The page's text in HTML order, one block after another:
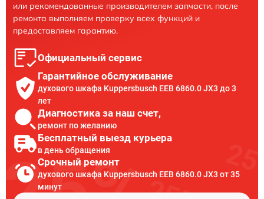
или рекомендованные производителем запчасти, после
ремонта выполняем проверку всех функций и
предоставляем гарантию.
Официальный сервис
Гарантийное обслуживание
духового шкафа Kuppersbusch EEB 6860.0 JX3 до 3
лет
Диагностика за наш счет,
ремонт по желанию
Бесплатный выезд курьера
в день обращения
Срочный ремонт
духового шкафа Kuppersbusch EEB 6860.0 JX3 от 35
минут